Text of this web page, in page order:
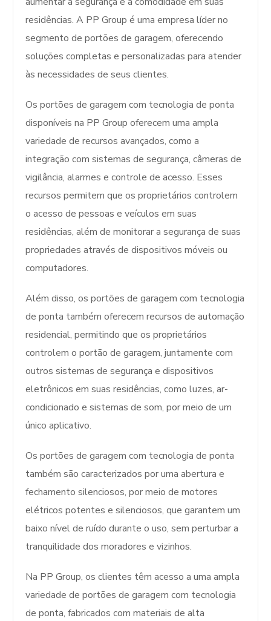
residências. A PP Group é uma empresa líder no
segmento de portões de garagem, oferecendo
soluções completas e personalizadas para atender
às necessidades de seus clientes.
Os portões de garagem com tecnologia de ponta
disponíveis na PP Group oferecem uma ampla
variedade de recursos avançados, como a
integração com sistemas de segurança, câmeras de
vigilância, alarmes e controle de acesso. Esses
recursos permitem que os proprietários controlem
o acesso de pessoas e veículos em suas
residências, além de monitorar a segurança de suas
propriedades através de dispositivos móveis ou
computadores.
Além disso, os portões de garagem com tecnologia
de ponta também oferecem recursos de automação
residencial, permitindo que os proprietários
controlem o portão de garagem, juntamente com
outros sistemas de segurança e dispositivos
eletrônicos em suas residências, como luzes, ar-
condicionado e sistemas de som, por meio de um
único aplicativo.
Os portões de garagem com tecnologia de ponta
também são caracterizados por uma abertura e
fechamento silenciosos, por meio de motores
elétricos potentes e silenciosos, que garantem um
baixo nível de ruído durante o uso, sem perturbar a
tranquilidade dos moradores e vizinhos.
Na PP Group, os clientes têm acesso a uma ampla
variedade de portões de garagem com tecnologia
de ponta, fabricados com materiais de alta